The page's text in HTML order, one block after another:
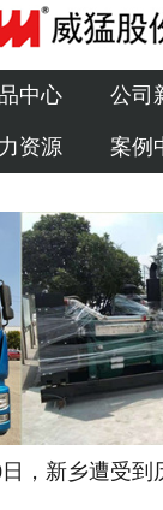
中心 公司
资源 案例
日，新乡遭受到